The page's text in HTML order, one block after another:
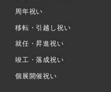
周年祝い
移転・引越し祝い
就任・昇進祝い
竣工・落成祝い
個展開催祝い